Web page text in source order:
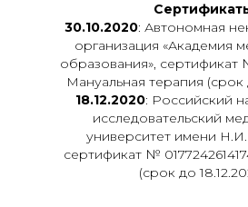
30.10.2020: Автономная
организация «Академия
образования», сертификат №
Мануальная терапия (срок
18.12.2020: Российский
исследовательский
университет имени
сертификат №
(срок до